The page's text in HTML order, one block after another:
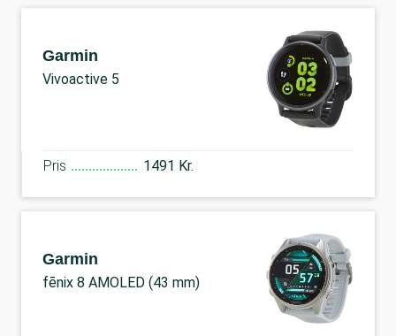
Garmin
Vivoactive 5
Pris 1491 Kr.
Garmin
fēnix 8 AMOLED (43 mm)